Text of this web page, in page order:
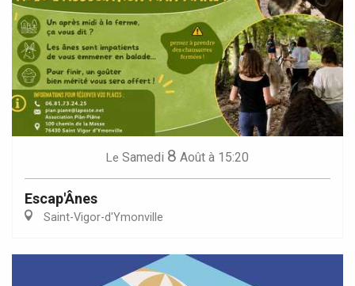
Le Samedi 8 Août à 15:20
Escap'Ânes
Saint-Vigor-d'Ymonville